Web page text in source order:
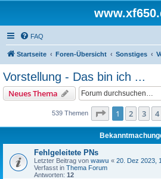
FAQ
Startseite Foren-Übersicht Sonstiges
Vorstellung - Das bin ich ...
Neues Thema
539 Themen Seite 1von 11
1 2 3 4
Fehlgeleitete PNs
Letzter Beitrag von wawu « 20. Dez 2023,
Verfasst in Thema Forum
Antworten: 12